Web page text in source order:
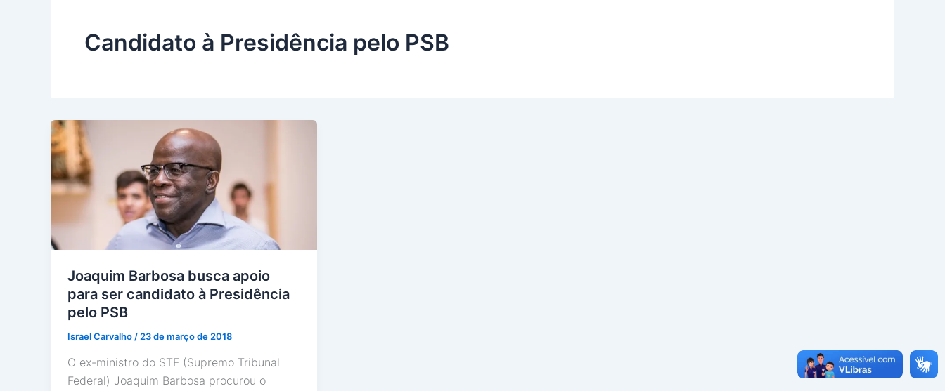
Candidato à Presidência pelo PSB
Joaquim Barbosa busca apoio
para ser candidato à Presidência
pelo PSB
Israel Carvalho / 23 de março de 2018
O ex-ministro do STF (Supremo Tribunal
Federal) Joaquim Barbosa procurou o